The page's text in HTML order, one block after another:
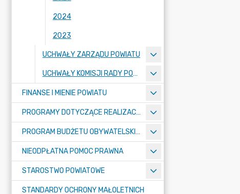
2024
2023
UCHWAŁY ZARZĄDU POWIATU
UCHWAŁY KOMISJI RADY POWIATU
FINANSE I MIENIE POWIATU
PROGRAMY DOTYCZĄCE REALIZACJI ZADAŃ PUBLICZNYCH
PROGRAM BUDŻETU OBYWATELSKIEGO POWIATU BYDGOSKIEGO
NIEODPŁATNA POMOC PRAWNA
STAROSTWO POWIATOWE
STANDARDY OCHRONY MAŁOLETNICH